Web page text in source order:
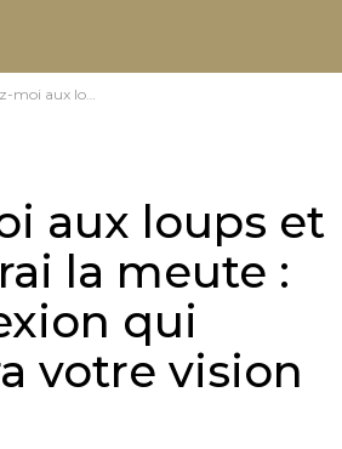
la meute : une réflexion qui changera votre vision de la vie
aux loups et
la meute :
qui
votre vision